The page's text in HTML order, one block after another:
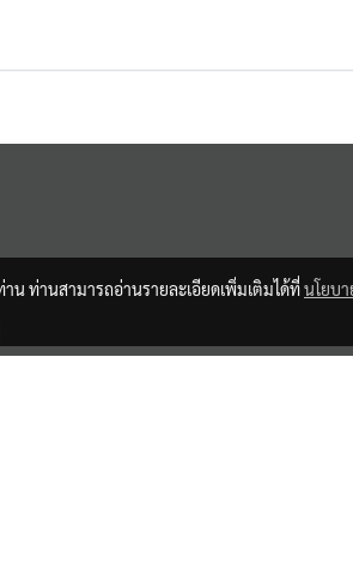
น ท่านสามารถอ่านรายละเอียดเพิ่มเติมได้ที่นโยบา